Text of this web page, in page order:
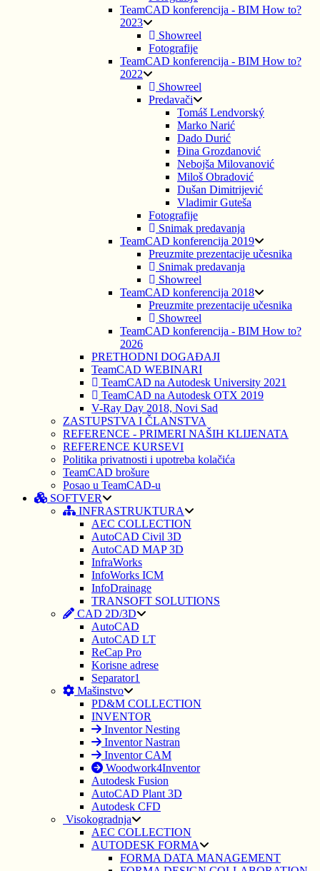
TeamCAD konferencija - BIM How to?
2023
Showreel
Fotografije
TeamCAD konferencija - BIM How to?
2022
Showreel
Predavači
Tomáš Lendvorský
Marko Narić
Dado Durić
Đina Grozdanović
Nebojša Milovanović
Miloš Obradović
Dušan Dimitrijević
Vladimir Guteša
Fotografije
Snimak predavanja
TeamCAD konferencija 2019
Preuzmite prezentacije učesnika
Snimak predavanja
Showreel
TeamCAD konferencija 2018
Preuzmite prezentacije učesnika
Showreel
TeamCAD konferencija - BIM How to?
2026
PRETHODNI DOGAĐAJI
TeamCAD WEBINARI
TeamCAD na Autodesk University 2021
TeamCAD na Autodesk OTX 2019
V-Ray Day 2018, Novi Sad
ZASTUPSTVA I ČLANSTVA
REFERENCE - PRIMERI NAŠIH KLIJENATA
REFERENCE KURSEVI
Politika privatnosti i upotreba kolačića
TeamCAD brošure
Posao u TeamCAD-u
SOFTVER
INFRASTRUKTURA
AEC COLLECTION
AutoCAD Civil 3D
AutoCAD MAP 3D
InfraWorks
InfoWorks ICM
InfoDrainage
TRANSOFT SOLUTIONS
CAD 2D/3D
AutoCAD
AutoCAD LT
ReCap Pro
Korisne adrese
Separator1
Mašinstvo
PD&M COLLECTION
INVENTOR
Inventor Nesting
Inventor Nastran
Inventor CAM
Woodwork4Inventor
Autodesk Fusion
AutoCAD Plant 3D
Autodesk CFD
Visokogradnja
AEC COLLECTION
AUTODESK FORMA
FORMA DATA MANAGEMENT